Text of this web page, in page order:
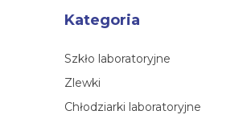
Kategoria
Szkło laboratoryjne
Zlewki
Chłodziarki laboratoryjne